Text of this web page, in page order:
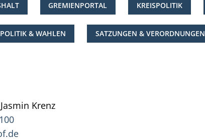
GREMIENPORTAL KREISPOLITIK
POLITIK & WAHLEN SATZUNGEN & VERORDNUNGEN
Jasmin Krenz